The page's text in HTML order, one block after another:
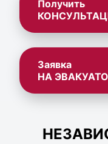
Получить
Заявка
НА